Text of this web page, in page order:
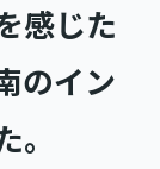
感じた
のイン